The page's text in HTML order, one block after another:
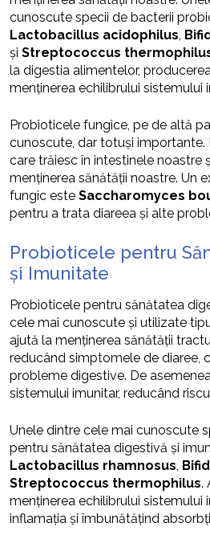
cunoscute specii de bacterii
Lactobacillus acidophilus,
și Streptococcus
la digestia alimentelor,
menținerea echilibrului sistemului
Probioticele fungice, pe de altă
cunoscute, dar totuși importante.
care trăiesc în intestinele noastre
menținerea sănătății noastre. Un
fungic este Saccharomyces
pentru a trata diareea și alte
Probioticele pentru
și Imunitate
Probioticele pentru sănătatea
cele mai cunoscute și utilizate
ajută la menținerea sănătății
reducând simptomele de diaree,
probleme digestive. De
sistemului imunitar, reducând
Unele dintre cele mai cunoscute
pentru sănătatea digestivă și
Lactobacillus rhamnosus,
Streptococcus thermophilus.
menținerea echilibrului sistemului
inflamația și îmbunătățind